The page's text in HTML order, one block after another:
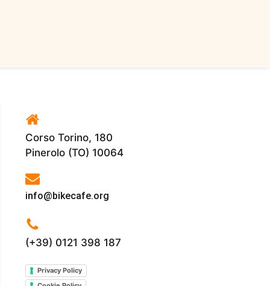
Corso Torino, 180
Pinerolo (TO) 10064
info@bikecafe.org
(+39) 0121 398 187
Privacy Policy